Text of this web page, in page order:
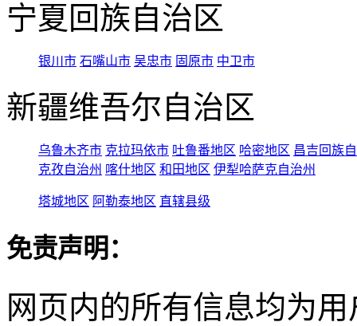
宁夏回族自治区
银川市 石嘴山市 吴忠市 固原市 中卫市
新疆维吾尔自治区
乌鲁木齐市 克拉玛依市 吐鲁番地区 哈密地区 昌吉回族
克孜自治州 喀什地区 和田地区 伊犁哈萨克自治州
塔城地区 阿勒泰地区 直辖县级
免责声明：
网页内的所有信息均为